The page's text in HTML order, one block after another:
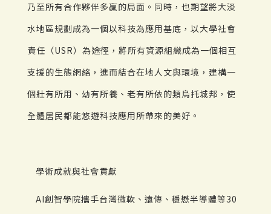
乃至所有合作夥伴多贏的局面。同時，也期望將大淡
水地區規劃成為一個以科技為應用基底，以大學社會
責任（USR）為途徑，將所有資源組織成為一個相互
支援的生態網絡，進而結合在地人文與環境，建構一
個壯有所用、幼有所養、老有所依的類烏托城邦，使
全體居民都能悠遊科技應用所帶來的美好。
學術成就與社會貢獻
AI創智學院攜手台灣微軟、遠傳、穩懋半導體等30